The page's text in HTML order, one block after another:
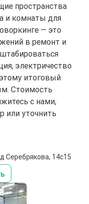
пространства
и комнаты для
— это
в ремонт и
электричество
итоговый
Стоимость
с нами,
или уточнить
Серебрякова, 14с15